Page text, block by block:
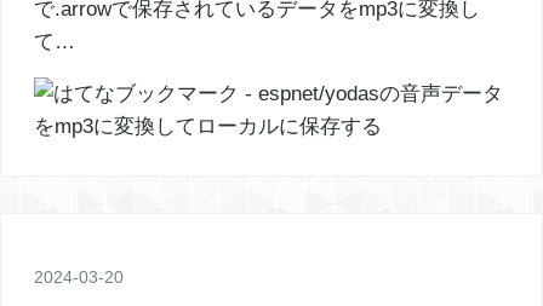
で.arrowで保存されているデータをmp3に変換し
て…
2024-03-20